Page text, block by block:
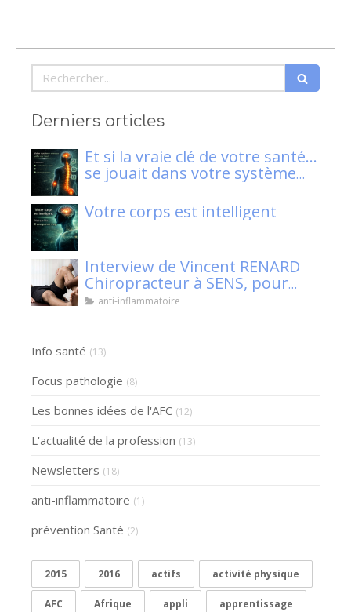
Rechercher
Derniers articles
Et si la vraie clé de votre santé…
se jouait dans votre système
nerveux ?
Votre corps est intelligent
Interview de Vincent RENARD
Chiropracteur à SENS, pour
Klaser.
anti-inflammatoire
Info santé (13)
Focus pathologie (8)
Les bonnes idées de l'AFC (12)
L'actualité de la profession (13)
Newsletters (18)
anti-inflammatoire (1)
prévention Santé (2)
2015 2016 actifs activité physique
AFC Afrique appli apprentissage